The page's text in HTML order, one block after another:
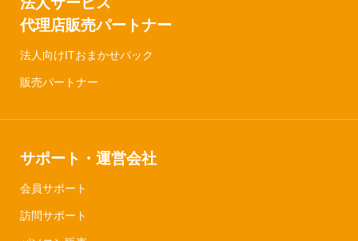
代理店販売パートナー
法人向けITおまかせパック
販売パートナー
サポート・運営会社
会員サポート
訪問サポート